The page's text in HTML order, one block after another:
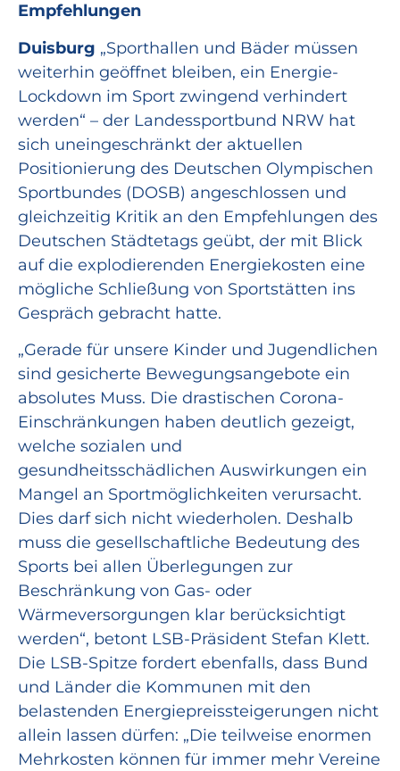
Empfehlungen
Duisburg „Sporthallen und Bäder müssen
weiterhin geöffnet bleiben, ein Energie-
Lockdown im Sport zwingend verhindert
werden“ – der Landessportbund NRW hat
sich uneingeschränkt der aktuellen
Positionierung des Deutschen Olympischen
Sportbundes (DOSB) angeschlossen und
gleichzeitig Kritik an den Empfehlungen des
Deutschen Städtetags geübt, der mit Blick
auf die explodierenden Energiekosten eine
mögliche Schließung von Sportstätten ins
Gespräch gebracht hatte.
„Gerade für unsere Kinder und Jugendlichen
sind gesicherte Bewegungsangebote ein
absolutes Muss. Die drastischen Corona-
Einschränkungen haben deutlich gezeigt,
welche sozialen und
gesundheitsschädlichen Auswirkungen ein
Mangel an Sportmöglichkeiten verursacht.
Dies darf sich nicht wiederholen. Deshalb
muss die gesellschaftliche Bedeutung des
Sports bei allen Überlegungen zur
Beschränkung von Gas- oder
Wärmeversorgungen klar berücksichtigt
werden“, betont LSB-Präsident Stefan Klett.
Die LSB-Spitze fordert ebenfalls, dass Bund
und Länder die Kommunen mit den
belastenden Energiepreissteigerungen nicht
allein lassen dürfen: „Die teilweise enormen
Mehrkosten können für immer mehr Vereine